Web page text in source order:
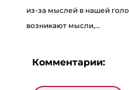
из-за мыслей в нашей
возникают мысли,...
Комментарии: